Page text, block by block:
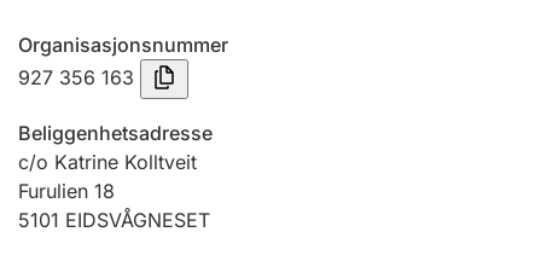
Tinglysing
Jeger
Betaling og jegeravgiftskort
Organisasjonsnummer
927 356 163
Beliggenhetsadresse
c/o Katrine Kolltveit
Furulien 18
5101 EIDSVÅGNESET